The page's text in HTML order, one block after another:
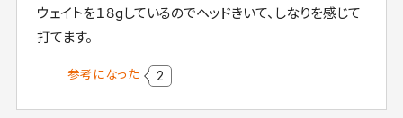
ウェイトを１８gしているのでヘッドきいて、しなりを感じて
打てます。
参考になった 2